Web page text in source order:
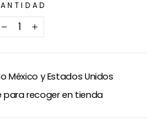
− +
México y Estados Unidos
para recoger en tienda